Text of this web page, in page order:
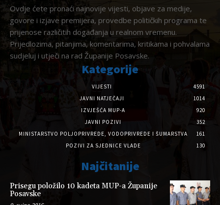
Ovdje ćete pronaći najnovije vijesti, objave za medije,
govore i izjave premijera, provedbe političkih programa te
prijenose različitih događanja u realnom vremenu.
Prijedlozima, pitanjima, komentarima, kritikama i pohvalama
sudjeluj i utječi na rad Županije Posavske.
Kategorije
VIJESTI
4591
JAVNI NATJEČAJI
1014
IZVJEŠĆA MUP-A
920
JAVNI POZIVI
352
MINISTARSTVO POLJOPRIVREDE, VODOPRIVREDE I ŠUMARSTVA
161
POZIVI ZA SJEDNICE VLADE
130
Najčitanije
Prisegu položilo 10 kadeta MUP-a Županije
Posavske